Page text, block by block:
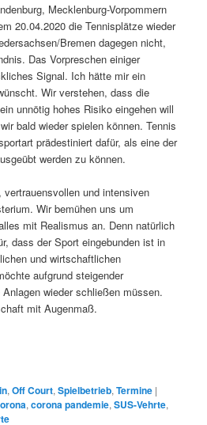
Mecklenburg-Vorpommern
20.04.2020 die Tennisplätze wieder
Bremen dagegen nicht,
Das Vorpreschen einiger
Signal. Ich hätte mir ein
Wir verstehen, dass die
unnötig hohes Risiko eingehen will
bald wieder spielen können. Tennis
prädestiniert dafür, als eine der
werden zu können.
und intensiven
Wir bemühen uns um
mit Realismus an. Denn natürlich
dass der Sport eingebunden ist in
und wirtschaftlichen
aufgrund steigender
wieder schließen müssen.
mit Augenmaß.
,Off Court,Spielbetrieb,Termine |
,corona pandemie,SUS-Vehrte,